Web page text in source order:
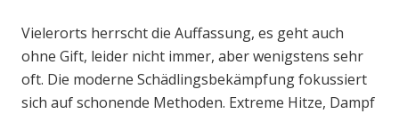
Vielerorts herrscht die Auffassung, es geht auch
ohne Gift, leider nicht immer, aber wenigstens sehr
oft. Die moderne Schädlingsbekämpfung fokussiert
sich auf schonende Methoden. Extreme Hitze, Dampf